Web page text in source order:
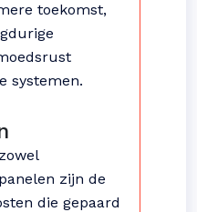
toekomst,
systemen.
zijn de
die gepaard